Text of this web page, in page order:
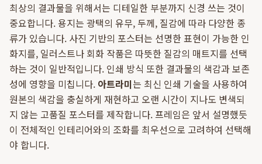
최상의 결과물을 위해서는 디테일한 부분까지 신경 쓰는 것이
중요합니다. 용지는 광택의 유무, 두께, 질감에 따라 다양한 종
류가 있습니다. 사진 기반의 포스터는 선명한 표현이 가능한 인
화지를, 일러스트나 회화 작품은 따뜻한 질감의 매트지를 선택
하는 것이 일반적입니다. 인쇄 방식 또한 결과물의 색감과 보존
성에 영향을 미칩니다. 아트라미는 최신 인쇄 기술을 사용하여
원본의 색감을 충실하게 재현하고 오랜 시간이 지나도 변색되
지 않는 고품질 포스터를 제작합니다. 프레임은 앞서 설명했듯
이 전체적인 인테리어와의 조화를 최우선으로 고려하여 선택해
야 합니다.